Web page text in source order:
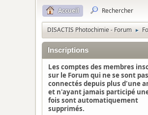
Accueil Rechercher
DISACTIS Photochimie - Forum ►
Inscriptions
Les comptes des membres
sur le Forum qui ne se sont pas
connectés depuis plus d'une
et n'ayant jamais participé
fois sont automatiquement
supprimés.